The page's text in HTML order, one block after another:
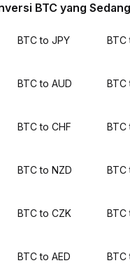
BTC yang
BTC to JPY BTC
BTC to AUD BTC
BTC to CHF BTC
BTC to NZD BTC
BTC to CZK BTC
BTC to AED BTC